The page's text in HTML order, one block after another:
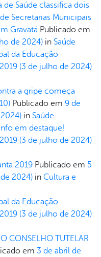
de Saúde classifica dois
Secretarias Municipais
Gravatá Publicado em
de 2024) in Saúde
da Educação
(3 de julho de 2024)
a gripe começa
Publicado em 9 de
in Saúde
em destaque!
(3 de julho de 2024)
2019 Publicado em 5
2024) in Cultura e
da Educação
(3 de julho de 2024)
CONSELHO TUTELAR
em 3 de abril de